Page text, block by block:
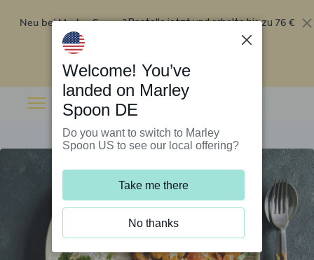
Neu bei Marley Spoon?Bestelle jetzt und erhalte bis zu 76 €
Rabatt auf deine ersten fünf Boxen
Welcome! You’ve
landed on Marley
Spoon DE
Do you want to switch to Marley
Spoon US to see our local offering?
Take me there
No thanks